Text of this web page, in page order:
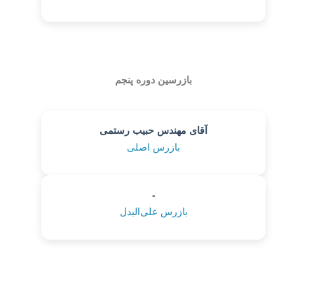
بازرسین دوره پنجم
آقای مهندس حبیب رستمی
بازرس اصلی
بازرس علی‌البدل